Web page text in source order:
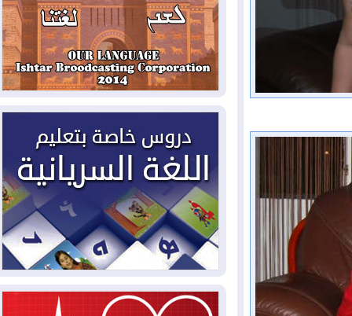
2026-08-06بعد هجومين قرب باب المندب..
تحذيرات من تصعيد يهدد الملاحة في البحر
الأحمر
2026-08-06مئات القاصرين بلا مأوى.. أزمة
سبتة تتصاعد وتضغط على مدريد
2026-08-05
لمدة عام.. بدء توريد 100
مليون قدم مكعب يومياً من غاز كورمور في
إقليم كوردستان إلى وزارة الكهرباء العراقية
2026-08-05
15كارثة بيئية ومناخية ترسم
ملامح أخطر التحديات التي تواجه العراق
اليوم
2026-08-05
حرائق فرنسا.. توقيف 402
شخص بينهم 156 قاصرا منذ بداية موسم